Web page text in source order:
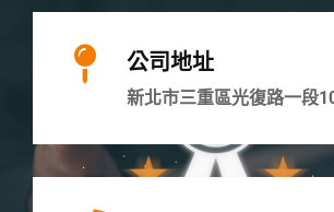
公司地址
新北市三重區光復路一段